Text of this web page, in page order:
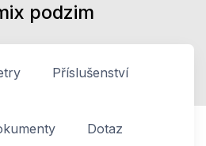
podzim
Příslušenství
Dotaz